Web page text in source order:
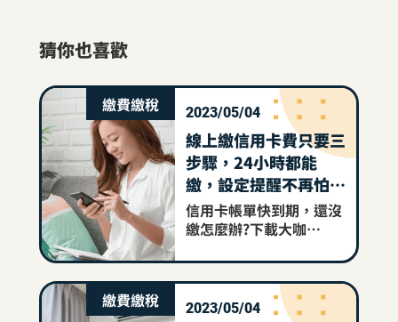
猜你也喜歡
繳費繳稅 2023/05/04
線上繳信用卡費只要三
步驟，24小時都能
繳，設定提醒不再怕遲
繳
信用卡帳單快到期，還沒
繳怎麼辦?下載大咖
繳信用卡費，立刻繳納永
豐銀行和其他銀行信用卡
費，設定提醒通知不怕下
繳費繳稅 2023/05/04